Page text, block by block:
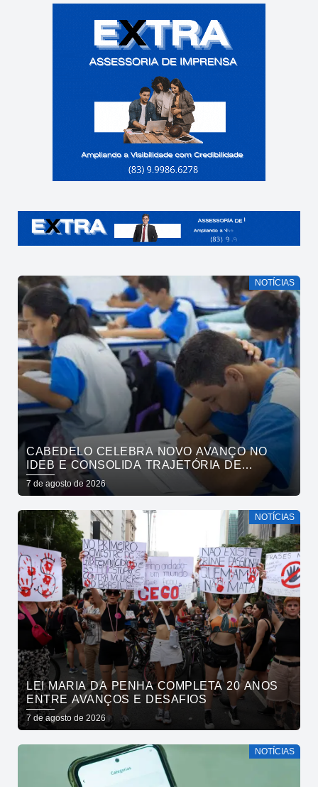
NOTÍCIAS
CABEDELO CELEBRA NOVO AVANÇO NO
IDEB E CONSOLIDA TRAJETÓRIA DE
CRESCIMENTO NA EDUCAÇÃO PÚBLICA
7 de agosto de 2026
NOTÍCIAS
LEI MARIA DA PENHA COMPLETA 20 ANOS
ENTRE AVANÇOS E DESAFIOS
7 de agosto de 2026
NOTÍCIAS